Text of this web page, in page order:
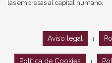
las empresas al capital humano.
Aviso legal
Política de Cookies